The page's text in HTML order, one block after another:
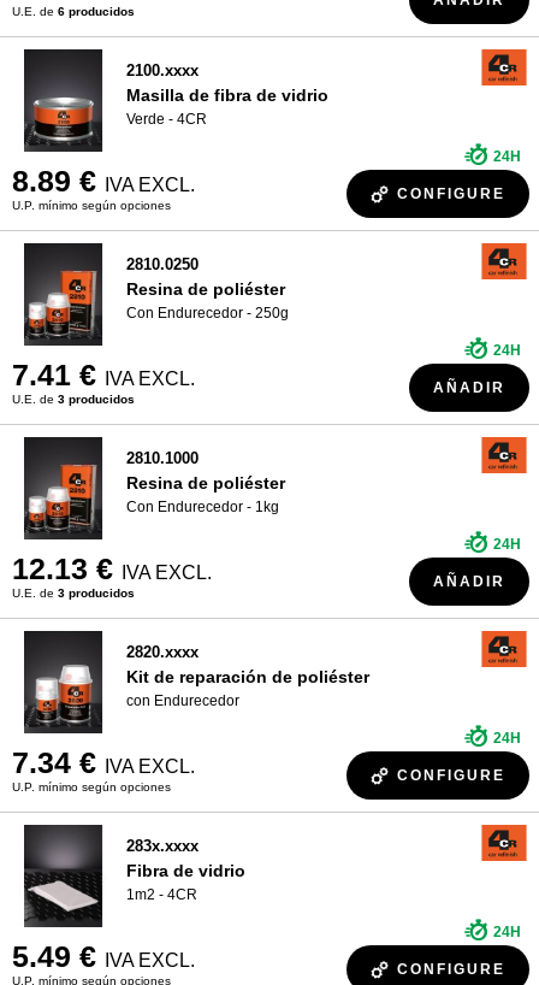
U.E. de 6 producidos
2100.xxxx
Masilla de fibra de vidrio
Verde - 4CR
8.89 € IVA EXCL.
U.P. mínimo según opciones
24H
CONFIGURE
2810.0250
Resina de poliéster
Con Endurecedor - 250g
7.41 € IVA EXCL.
U.E. de 3 producidos
24H
AÑADIR
2810.1000
Resina de poliéster
Con Endurecedor - 1kg
12.13 € IVA EXCL.
U.E. de 3 producidos
24H
AÑADIR
2820.xxxx
Kit de reparación de poliéster
con Endurecedor
7.34 € IVA EXCL.
U.P. mínimo según opciones
24H
CONFIGURE
283x.xxxx
Fibra de vidrio
1m2 - 4CR
5.49 € IVA EXCL.
U.P. mínimo según opciones
24H
CONFIGURE